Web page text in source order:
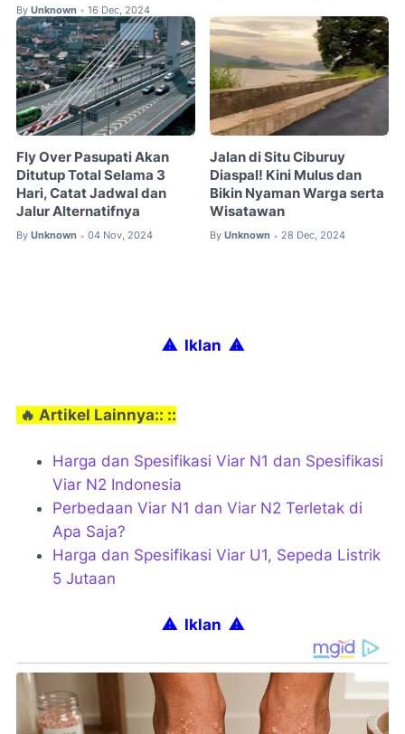
By Unknown • 16 Dec, 2024
Fly Over Pasupati Akan
Ditutup Total Selama 3
Hari, Catat Jadwal dan
Jalur Alternatifnya
By Unknown • 04 Nov, 2024
Jalan di Situ Ciburuy
Diaspal! Kini Mulus dan
Bikin Nyaman Warga serta
Wisatawan
By Unknown • 28 Dec, 2024
⚠ Iklan ⚠
🔥 Artikel Lainnya:: ::
Harga dan Spesifikasi Viar N1 dan Spesifikasi
Viar N2 Indonesia
Perbedaan Viar N1 dan Viar N2 Terletak di
Apa Saja?
Harga dan Spesifikasi Viar U1, Sepeda Listrik
5 Jutaan
⚠ Iklan ⚠